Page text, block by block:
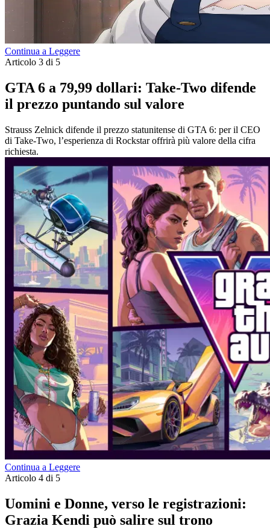
Continua a Leggere
Articolo 3 di 5
GTA 6 a 79,99 dollari: Take-Two difende
il prezzo puntando sul valore
Strauss Zelnick difende il prezzo statunitense di GTA 6: per il CEO
di Take-Two, l’esperienza di Rockstar offrirà più valore della cifra
richiesta.
Continua a Leggere
Articolo 4 di 5
Uomini e Donne, verso le registrazioni:
Grazia Kendi può salire sul trono